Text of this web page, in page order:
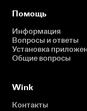
Помощь
Информация
Вопросы и ответы
Установка
Общие вопросы
Wink
Контакты